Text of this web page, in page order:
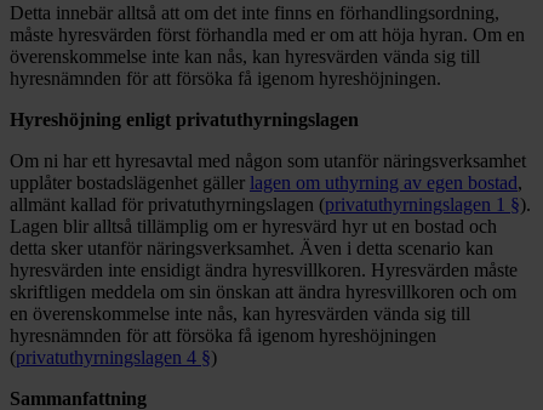
Detta innebär alltså att om det inte finns en förhandlingsordning,
måste hyresvärden först förhandla med er om att höja hyran. Om en
överenskommelse inte kan nås, kan hyresvärden vända sig till
hyresnämnden för att försöka få igenom hyreshöjningen.
Hyreshöjning enligt privatuthyrningslagen
Om ni har ett hyresavtal med någon som utanför näringsverksamhet
upplåter bostadslägenhet gäller lagen om uthyrning av egen bostad,
allmänt kallad för privatuthyrningslagen (privatuthyrningslagen 1 §).
Lagen blir alltså tillämplig om er hyresvärd hyr ut en bostad och
detta sker utanför näringsverksamhet. Även i detta scenario kan
hyresvärden inte ensidigt ändra hyresvillkoren. Hyresvärden måste
skriftligen meddela om sin önskan att ändra hyresvillkoren och om
en överenskommelse inte nås, kan hyresvärden vända sig till
hyresnämnden för att försöka få igenom hyreshöjningen
(privatuthyrningslagen 4 §)
Sammanfattning